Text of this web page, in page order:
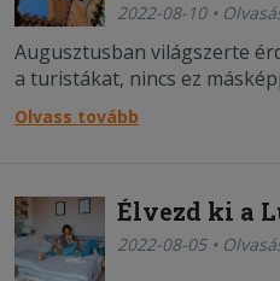
2022-08-10 •
Augusztusban világszerte
a turistákat, nincs ez
városában sem.
Olvass tovább
Élvezd ki a
2022-08-05 •